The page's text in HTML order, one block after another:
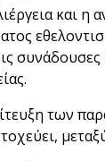
και η
των